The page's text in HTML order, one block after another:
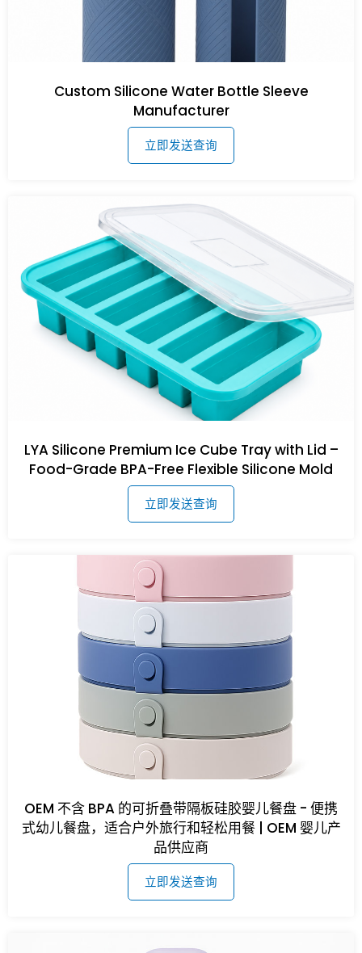
Custom Silicone Water Bottle Sleeve
Manufacturer
立即发送查询
LYA Silicone Premium Ice Cube Tray with Lid –
Food-Grade BPA-Free Flexible Silicone Mold
立即发送查询
OEM 不含 BPA 的可折叠带隔板硅胶婴儿餐盘 - 便携
式幼儿餐盘，适合户外旅行和轻松用餐 | OEM 婴儿产
品供应商
立即发送查询